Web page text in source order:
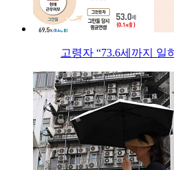
고령자 “73.6세까지 일